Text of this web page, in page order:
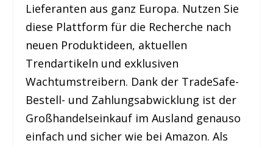
Lieferanten aus ganz Europa. Nutzen Sie
diese Plattform für die Recherche nach
neuen Produktideen, aktuellen
Trendartikeln und exklusiven
Wachtumstreibern. Dank der TradeSafe-
Bestell- und Zahlungsabwicklung ist der
Großhandelseinkauf im Ausland genauso
einfach und sicher wie bei Amazon. Als